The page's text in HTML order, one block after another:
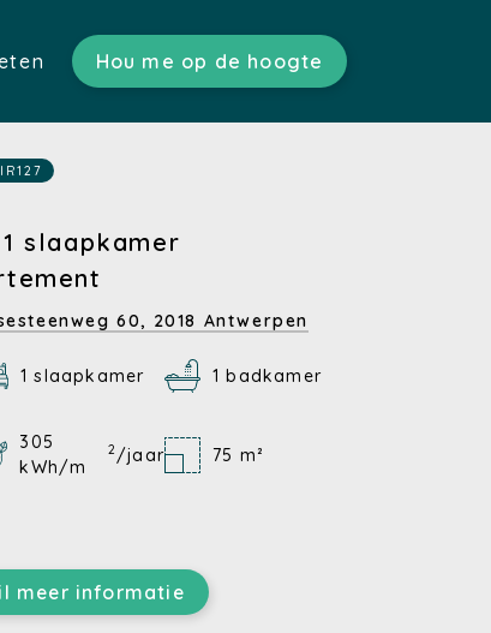
schatting)
Hou me op de hoogte
1 slaapkamer
60, 2018 Antwerpen
1 slaapkamer 1 badkamer
305
kWh/m
2 /jaar 75 m²
meer informatie